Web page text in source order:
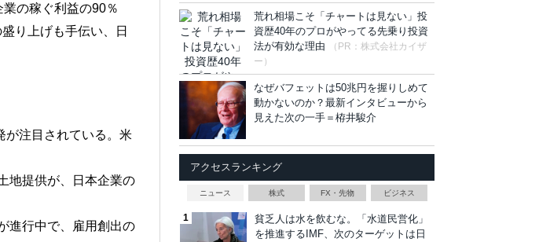
の稼ぐ利益の90％
り上げも手伝い、日
が注目されている。米
地提供が、日本企業の
進行中で、雇用創出の
荒れ相場こそ「チャートは見ない」投
資歴40年のプロがやってる先乗り投資
法が有効な理由
（PR：株式会社カイザ
ー）
なぜバフェットは50兆円を握りしめて
動かないのか？最新インタビューから
見えた次の一手＝栫井駿介
アクセスランキング
ニュース 株式 FX・先物 ビジネス
貧乏人は水を飲むな。「水道民営化」
を推進するIMF、次のターゲットは日